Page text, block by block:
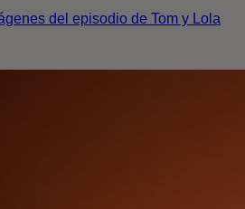
del episodio de Tom y Lola